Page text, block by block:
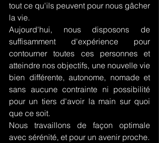
tout ce qu'ils peuvent pour nous gâcher
la vie.
Aujourd'hui, nous disposons de
suffisamment d'expérience pour
contourner toutes ces personnes et
atteindre nos objectifs, une nouvelle vie
bien différente, autonome, nomade et
sans aucune contrainte ni possibilité
pour un tiers d'avoir la main sur quoi
que ce soit.
Nous travaillons de façon optimale
avec sérénité, et pour un avenir proche.